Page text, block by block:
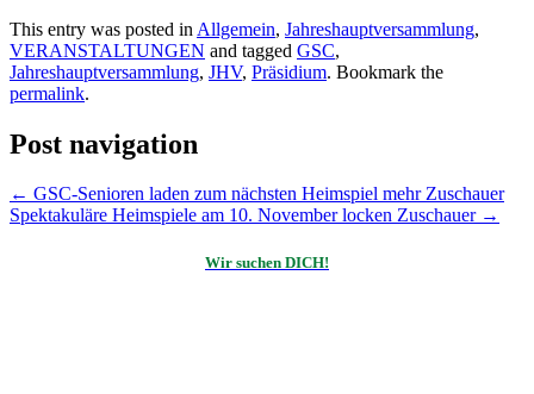
This entry was posted in Allgemein, Jahreshauptversammlung,
VERANSTALTUNGEN and tagged GSC,
Jahreshauptversammlung, JHV, Präsidium. Bookmark the
permalink.
Post navigation
← GSC-Senioren laden zum nächsten Heimspiel mehr Zuschauer
Spektakuläre Heimspiele am 10. November locken Zuschauer →
Wir suchen DICH!